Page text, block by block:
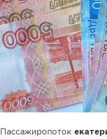
Пассажиропоток